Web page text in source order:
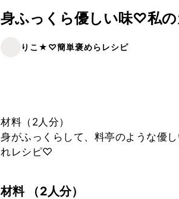
身ふっくら優しい味♡私
りこ★♡簡単褒めらレシピ
材料（2人分）
身がふっくらして、料亭のような優
れレシピ♡
材料 （2人分）